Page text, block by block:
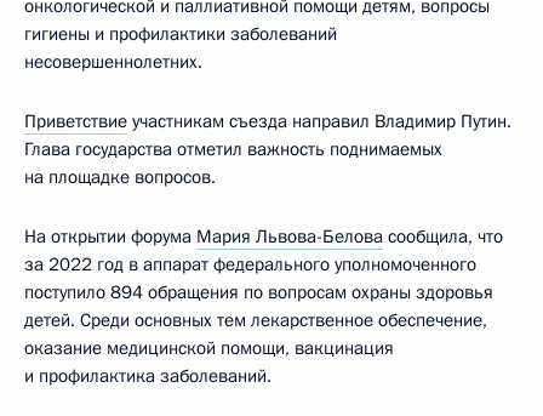
онкологической и паллиативной помощи детям, вопросы
гигиены и профилактики заболеваний
несовершеннолетних.
Приветствие участникам съезда направил Владимир Путин.
Глава государства отметил важность поднимаемых
на площадке вопросов.
На открытии форума Мария Львова-Белова сообщила, что
за 2022 год в аппарат федерального уполномоченного
поступило 894 обращения по вопросам охраны здоровья
детей. Среди основных тем лекарственное обеспечение,
оказание медицинской помощи, вакцинация
и профилактика заболеваний.